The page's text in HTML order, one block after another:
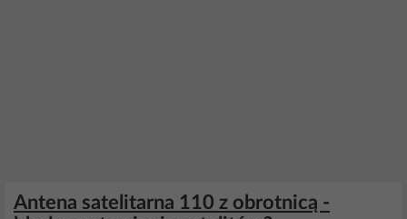
Antena satelitarna 110 z obrotnicą -